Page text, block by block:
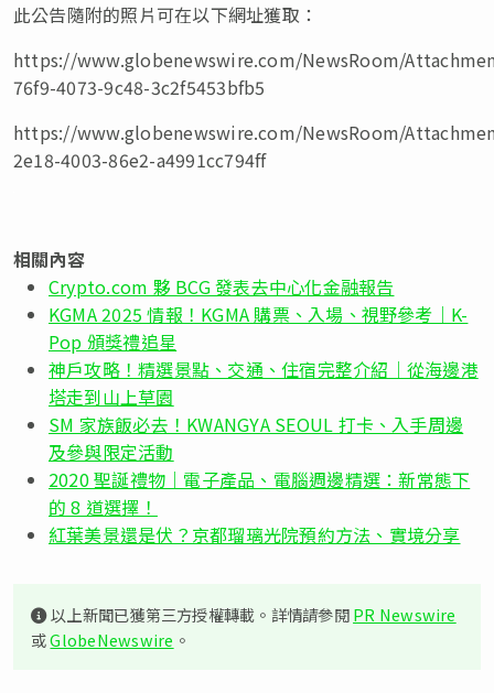
此公告隨附的照片可在以下網址獲取：
https://www.globenewswire.com/NewsRoom/
76f9-4073-9c48-3c2f5453bfb5
https://www.globenewswire.com/NewsRoom/
2e18-4003-86e2-a4991cc794ff
相關內容
Crypto.com 夥 BCG 發表去中心化金融報告
KGMA 2025 情報！KGMA 購票、入場、視野參考｜K-
Pop 頒獎禮追星
神戶攻略！精選景點、交通、住宿完整介紹｜從海邊港
塔走到山上草園
SM 家族飯必去！KWANGYA SEOUL 打卡、入手周邊
及參與限定活動
2020 聖誕禮物｜電子產品、電腦週邊精選：新常態下
的 8 道選擇！
紅葉美景還是伏？京都瑠璃光院預約方法、實境分享
以上新聞已獲第三方授權轉載。詳情請參閱PR Newswire
或GlobeNewswire 。